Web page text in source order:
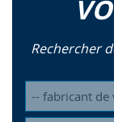
Rechercher